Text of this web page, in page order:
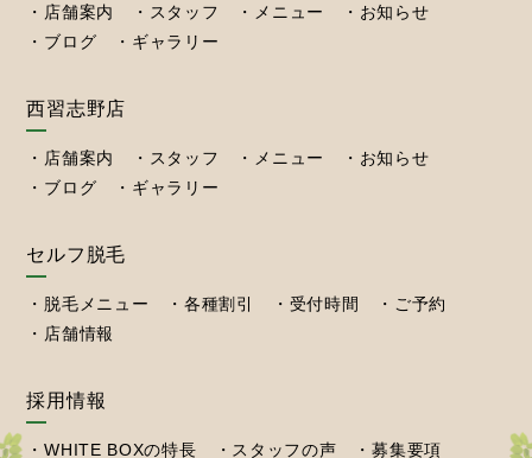
店舗案内 スタッフ メニュー
お知らせ
ブログ
ギャラリー
西習志野店
店舗案内 スタッフ メニュー
お知らせ
ブログ
ギャラリー
セルフ脱毛
脱毛メニュー 各種割引 受付時間
ご予約
店舗情報
採用情報
WHITE BOXの特長 スタッフの声 募集要項